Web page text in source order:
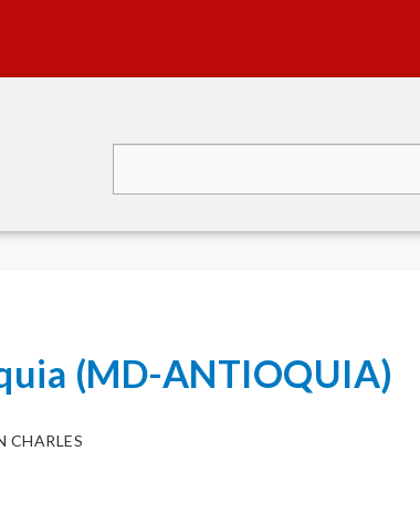
(MD-ANTIOQUIA)
CHARLES